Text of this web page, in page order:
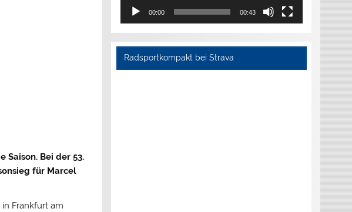
Saison. Bei der 53.
für Marcel
in Frankfurt am
00:00 00:43
Radsportkompakt bei Strava